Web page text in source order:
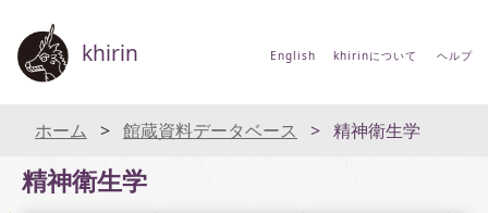
khirin English khirinについて ヘルプ
ホーム 館蔵資料データベース 精神衛生学
精神衛生学